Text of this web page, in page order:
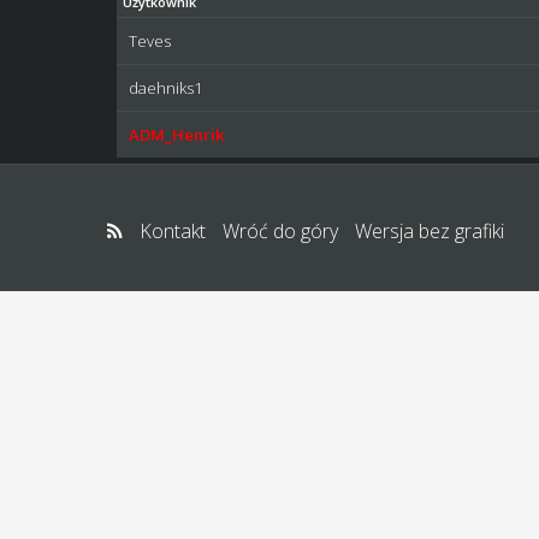
Teves
daehniks1
ADM_Henrik
Kontakt Wróć do góry Wersja bez grafiki